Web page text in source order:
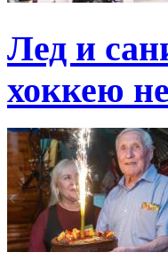
Лед и
хоккею